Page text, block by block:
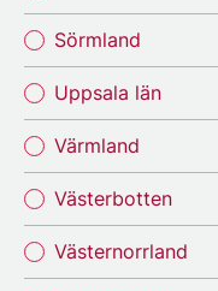
Sörmland
Uppsala län
Värmland
Västerbotten
Västernorrland